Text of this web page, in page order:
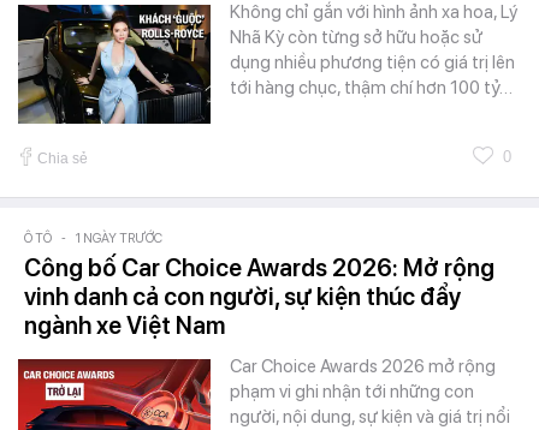
Không chỉ gắn với hình ảnh xa hoa, Lý
Nhã Kỳ còn từng sở hữu hoặc sử
dụng nhiều phương tiện có giá trị lên
tới hàng chục, thậm chí hơn 100 tỷ…
Chia sẻ 0
Ô TÔ - 1 NGÀY TRƯỚC
Công bố Car Choice Awards 2026: Mở rộng
vinh danh cả con người, sự kiện thúc đẩy
ngành xe Việt Nam
Car Choice Awards 2026 mở rộng
phạm vi ghi nhận tới những con
người, nội dung, sự kiện và giá trị nổi